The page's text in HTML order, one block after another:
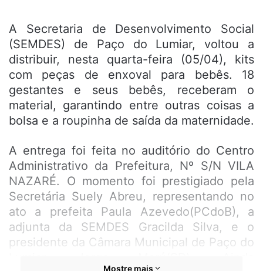
A Secretaria de Desenvolvimento Social
(SEMDES) de Paço do Lumiar, voltou a
distribuir, nesta quarta-feira (05/04), kits
com peças de enxoval para bebês. 18
gestantes e seus bebês, receberam o
material, garantindo entre outras coisas a
bolsa e a roupinha de saída da maternidade.
A entrega foi feita no auditório do Centro
Administrativo da Prefeitura, Nº S/N VILA
NAZARÉ. O momento foi prestigiado pela
Secretária Suely Abreu, representando no
ato a prefeita Paula Azevedo(PCdoB), a
adjunta da SEMDES Gracilda Silva, e o
presidente da Câmara Municipal de Paço do
Mostre mais